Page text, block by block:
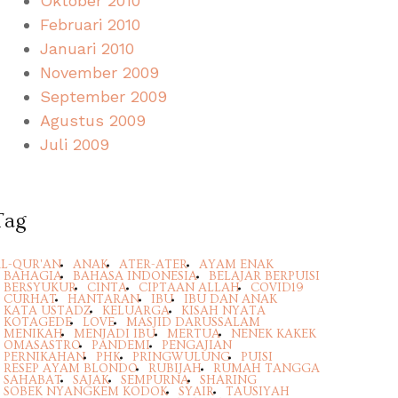
Februari 2010
Januari 2010
November 2009
September 2009
Agustus 2009
Juli 2009
QUR'AN ANAK ATER-ATER
AYAM ENAK
BAHAGIA
BAHASA INDONESIA
BELAJAR BERPUISI
BERSYUKUR
CINTA CIPTAAN ALLAH
COVID19
CURHAT
HANTARAN IBU
IBU DAN ANAK
KATA USTADZ
KELUARGA
KISAH NYATA
KOTAGEDE
LOVE
MASJID DARUSSALAM
MENIKAH
MENJADI IBU MERTUA
NENEK KAKEK
OMASASTRO
PANDEMI
PENGAJIAN
PERNIKAHAN
PHK PRINGWULUNG
PUISI
RESEP AYAM BLONDO
RUBIJAH
RUMAH TANGGA
SAHABAT
SAJAK SEMPURNA
SHARING
SOBEK NYANGKEM KODOK
SYAIR
TAUSIYAH